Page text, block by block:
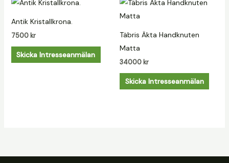
Antik Kristallkrona.
7500 kr
Skicka Intresseanmälan
Täbris Äkta Handknuten
Matta
34000 kr
Skicka Intresseanmälan